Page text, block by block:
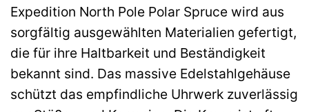
Expedition North Pole Polar Spruce wird aus
sorgfältig ausgewählten Materialien gefertigt,
die für ihre Haltbarkeit und Beständigkeit
bekannt sind. Das massive Edelstahlgehäuse
schützt das empfindliche Uhrwerk zuverlässig